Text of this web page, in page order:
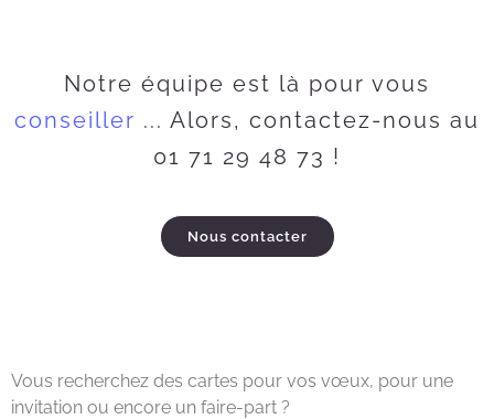
Notre équipe est là pour vous
conseiller ... Alors, contactez-nous au
01 71 29 48 73 !
Nous contacter
Vous recherchez des cartes pour vos vœux, pour une
invitation ou encore un faire-part ?